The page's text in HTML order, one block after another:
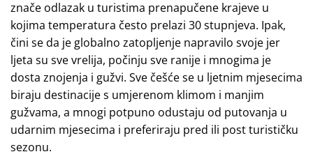
znače odlazak u turistima prenapučene krajeve u
kojima temperatura često prelazi 30 stupnjeva. Ipak,
čini se da je globalno zatopljenje napravilo svoje jer
ljeta su sve vrelija, počinju sve ranije i mnogima je
dosta znojenja i gužvi. Sve češće se u ljetnim mjesecima
biraju destinacije s umjerenom klimom i manjim
gužvama, a mnogi potpuno odustaju od putovanja u
udarnim mjesecima i preferiraju pred ili post turističku
sezonu.